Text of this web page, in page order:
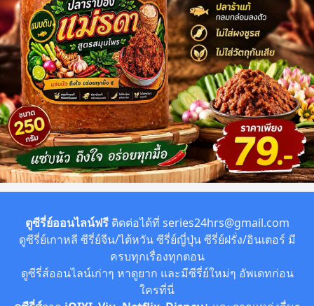
ตูซีรี่ย์ออนไลน์ฟรีติดต่อได้ที่ series24hrs@gmail.com
ดูซีรี่ย์เกาหลี ซีรี่ย์จีน/ไต้หวัน ซีรี่ย์ญี่ปุ่น ซีรี่ย์ฝรั่ง/อินเตอร์ มี
ครบทุกเรื่องทุกตอน
ดูซีรี่ส์ออนไลน์เก่าๆ หาดูยาก และมีซีรี่ย์ใหม่ๆ อัพเดทก่อน
ใครที่นี่